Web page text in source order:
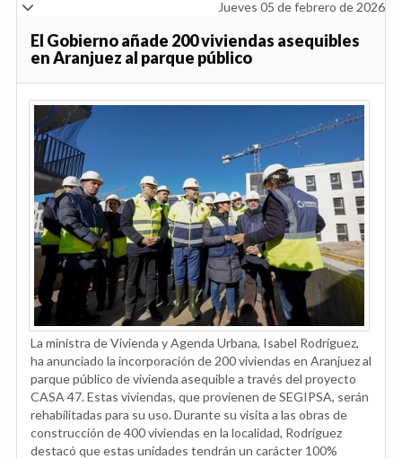
Jueves 05 de febrero de 2026
El Gobierno añade 200 viviendas asequibles
en Aranjuez al parque público
La ministra de Vivienda y Agenda Urbana, Isabel Rodríguez,
ha anunciado la incorporación de 200 viviendas en Aranjuez al
parque público de vivienda asequible a través del proyecto
CASA 47. Estas viviendas, que provienen de SEGIPSA, serán
rehabilitadas para su uso. Durante su visita a las obras de
construcción de 400 viviendas en la localidad, Rodríguez
destacó que estas unidades tendrán un carácter 100%